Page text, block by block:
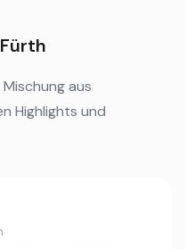
aus
Highlights und